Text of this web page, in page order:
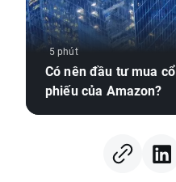
5 phút
Có nên đầu tư mua cổ
phiếu của Amazon?